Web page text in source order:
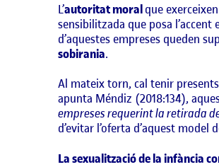
L’autoritat moralque
sensibilitzada que posa l’accent
d’aquestes empreses queden
sobirania.
Al mateix torn, cal tenir
apunta Méndiz (2018:134),
empreses requerint la retirada
d’evitar l’oferta d’aquest
La sexualització de la infància